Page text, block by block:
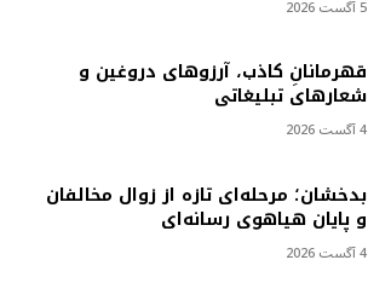
5 آگست 2026
قهرمانانِ کاذب، آرزوهای دروغین و
شعارهای تبلیغاتی
4 آگست 2026
بدخشان؛ مرحله‌ای تازه از زوال مخالفان
و پایان هیاهوی رسانه‌ای
4 آگست 2026